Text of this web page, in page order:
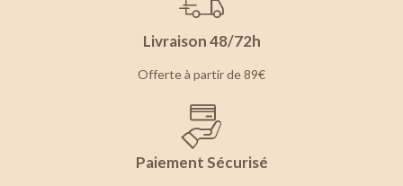
Livraison 48/72h
Offerte à partir de 89€
Paiement Sécurisé